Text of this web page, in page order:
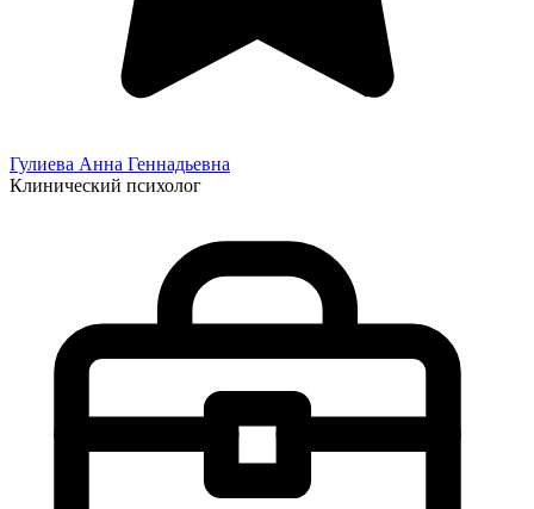
Гулиева Анна Геннадьевна
Клинический психолог